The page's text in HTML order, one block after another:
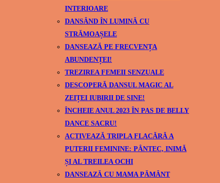
INTERIOARE
DANSÂND ÎN LUMINĂ CU
STRĂMOAȘELE
DANSEAZĂ PE FRECVENȚA
ABUNDENȚEI!
TREZIREA FEMEII SENZUALE
DESCOPERĂ DANSUL MAGIC AL
ZEIȚEI IUBIRII DE SINE!
ÎNCHEIE ANUL 2023 ÎN PAS DE BELLY
DANCE SACRU!
ACTIVEAZĂ TRIPLA FLACĂRĂ A
PUTERII FEMININE: PÂNTEC, INIMĂ
ȘI AL TREILEA OCHI
DANSEAZĂ CU MAMA PĂMÂNT